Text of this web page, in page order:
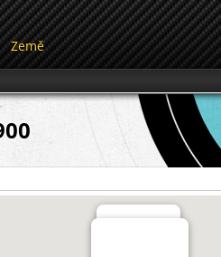
Země